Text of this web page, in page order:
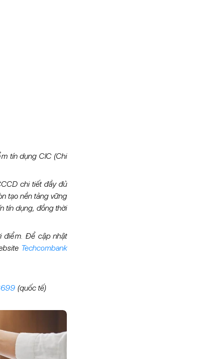
tín dụng CIC (Chi
chi tiết đầy đủ
tạo nền tảng vững
tín dụng, đồng thời
điểm. Để cập nhật
Techcombank
(quốc tế)